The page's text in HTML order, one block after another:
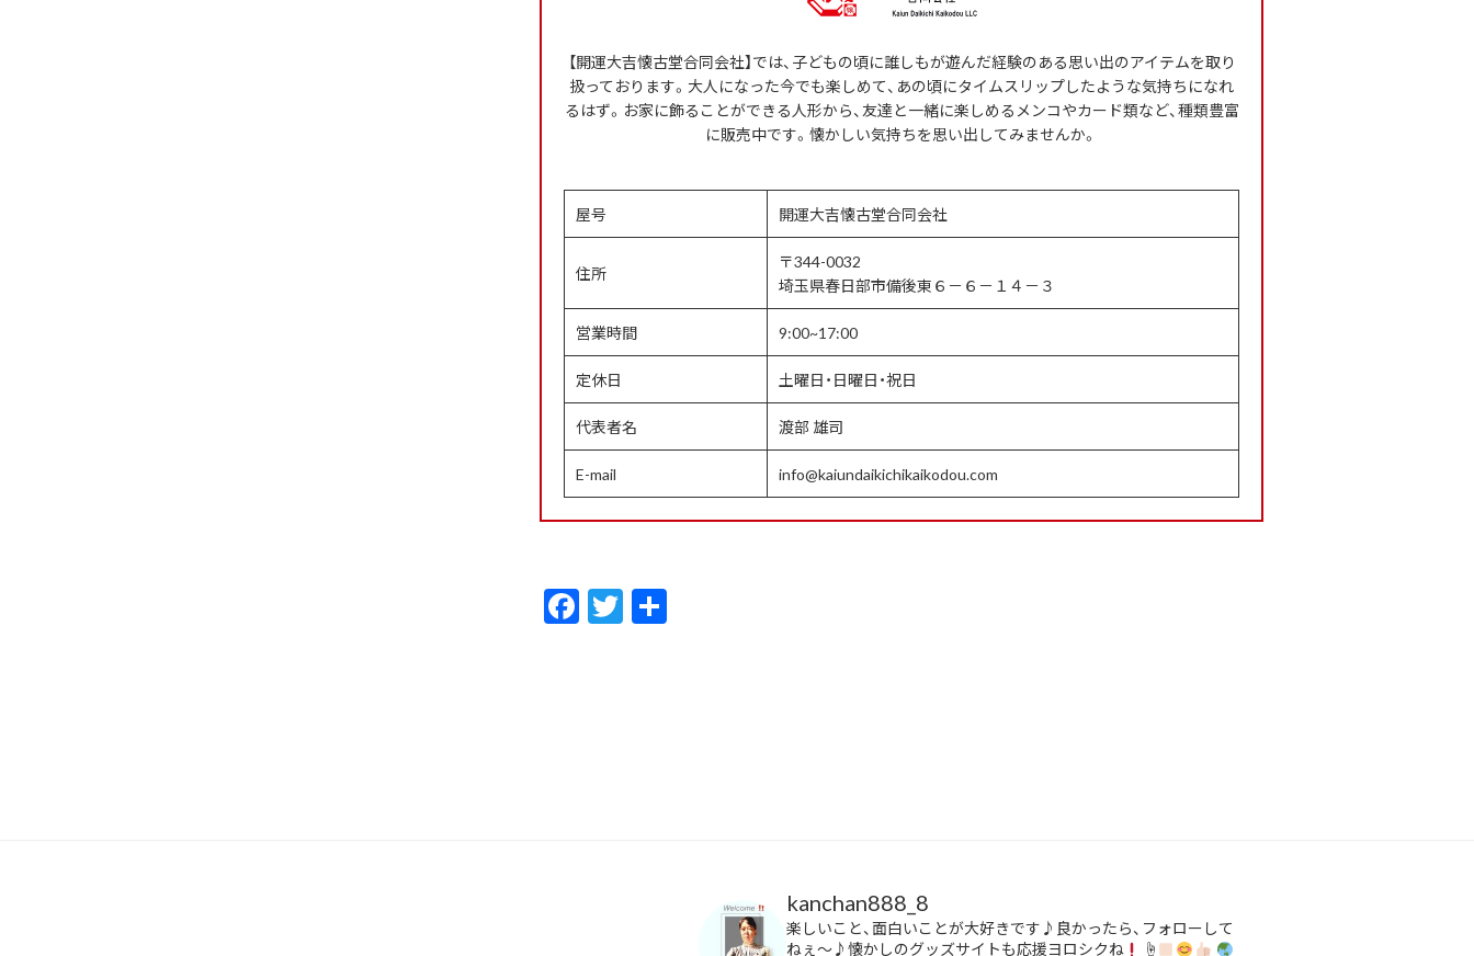
【開運大吉懐古堂合同会社】では、子どもの頃に誰しもが遊んだ経験のある思い出のアイテムを取り
扱っております。大人になった今でも楽しめて、あの頃にタイムスリップしたような気持ちになれ
るはず。お家に飾ることができる人形から、友達と一緒に楽しめるメンコやカード類など、種類豊富
に販売中です。懐かしい気持ちを思い出してみませんか。
屋号 開運大吉懐古堂合同会社
住所
〒344-0032
埼玉県春日部市備後東６－６－１４－３
営業時間 9:00~17:00
定休日 土曜日・日曜日・祝日
代表者名 渡部 雄司
E-mail info@kaiundaikichikaikodou.com
F
ac
T
w
kanchan888_8
楽しいこと、面白いことが大好きです♪良かったら、フォローして
ねぇ〜♪懐かしのグッズサイトも応援ヨロシクね
☝